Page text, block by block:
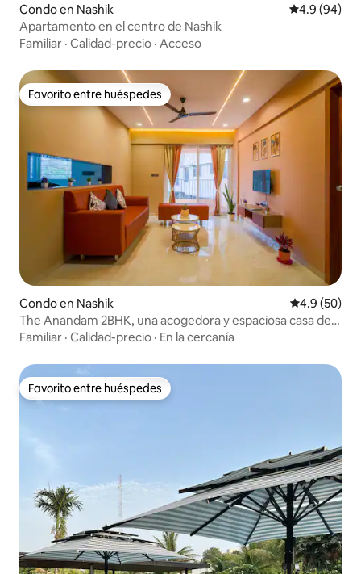
Condo en Nashik Calificación
4.9 (94)
Apartamento en el centro de Nashik
Familiar · Calidad-precio · Acceso
Favorito entre huéspedes
Favorito entre huéspedes
Condo en Nashik Calificación
4.9 (50)
The Anandam 2BHK, una acogedora y espaciosa casa de
huéspedes en Tapovan
Familiar · Calidad-precio · En la cercanía
Favorito entre huéspedes
Favorito entre huéspedes